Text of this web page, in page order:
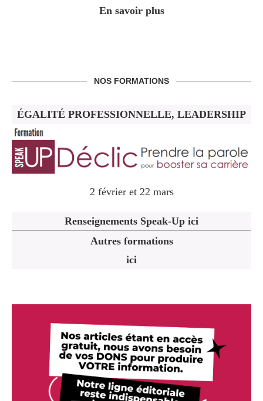
En savoir plus
NOS FORMATIONS
ÉGALITÉ PROFESSIONNELLE, LEADERSHIP
2 février et 22 mars
Renseignements Speak-Up ici
Autres formations
ici